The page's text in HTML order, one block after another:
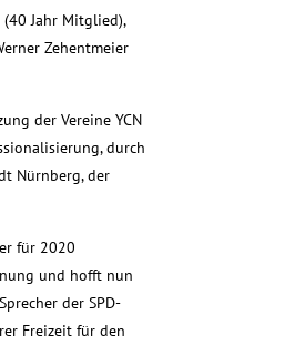
Jahr Mitglied),
Zehentmeier
der Vereine YCN
durch
Nürnberg, der
für 2020
und hofft nun
der SPD-
Freizeit für den